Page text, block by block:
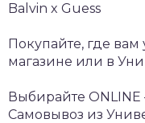
Balvin x Guess
Покупайте, где
магазине или в
Выбирайте ONLINE
Самовывоз из